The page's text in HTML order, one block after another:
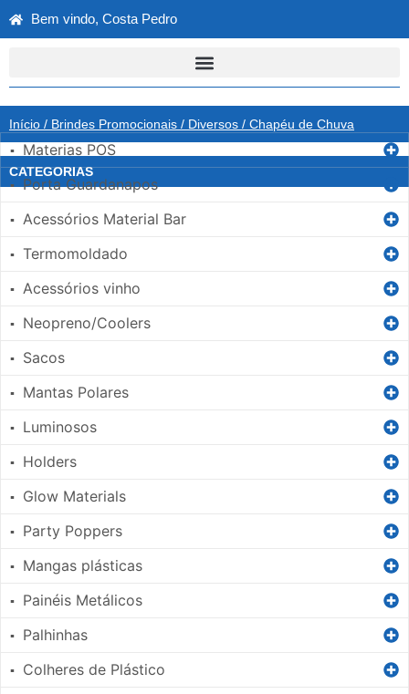
Bem vindo, Costa Pedro
Início / Brindes Promocionais / Diversos / Chapéu de Chuva
CATEGORIAS
▪ Materias POS
▪ Porta Guardanapos
▪ Acessórios Material Bar
▪ Termomoldado
▪ Acessórios vinho
▪ Neopreno/Coolers
▪ Sacos
▪ Mantas Polares
▪ Luminosos
▪ Holders
▪ Glow Materials
▪ Party Poppers
▪ Mangas plásticas
▪ Painéis Metálicos
▪ Palhinhas
▪ Colheres de Plástico